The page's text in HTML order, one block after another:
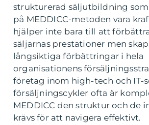
strukturerad säljutbildning som
på MEDDICC-metoden vara
hjälper inte bara till att
säljarnas prestationer men
långsiktiga förbättringar i hela
organisationens
företag inom high-tech och IT-
försäljningscykler ofta är
MEDDICC den struktur och de
krävs för att navigera effektivt.